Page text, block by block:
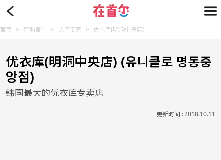
首页 > 智购首尔 > 人气商家 > 优衣库(明洞中央店)
优衣库(明洞中央店) (유니클로 명동중
앙점)
韩国最大的优衣库专卖店
更新时间 : 2018.10.11